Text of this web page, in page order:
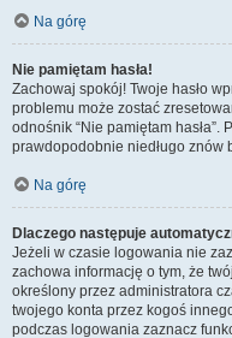
Na górę
Nie pamiętam hasła!
Zachowaj spokój! Twoje hasło
problemu może zostać
odnośnik “Nie pamiętam
prawdopodobnie niedługo znów
Na górę
Dlaczego następuje
Jeżeli w czasie logowania nie
zachowa informację o tym, że
określony przez administratora
twojego konta przez kogoś
podczas logowania zaznacz